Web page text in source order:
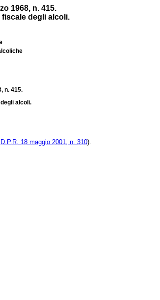
1968, n. 415.
fiscale degli alcoli.
n. 415.
alcoli.
D.P.R. 18 maggio 2001, n. 310).